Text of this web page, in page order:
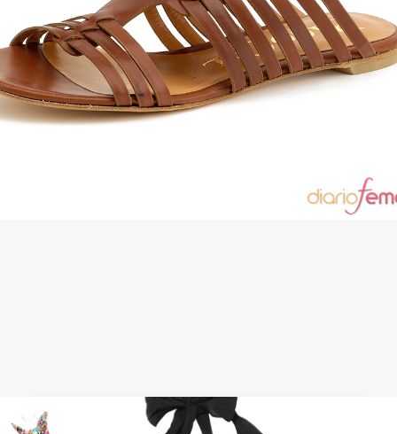
Look Baño: vuelven las romanas